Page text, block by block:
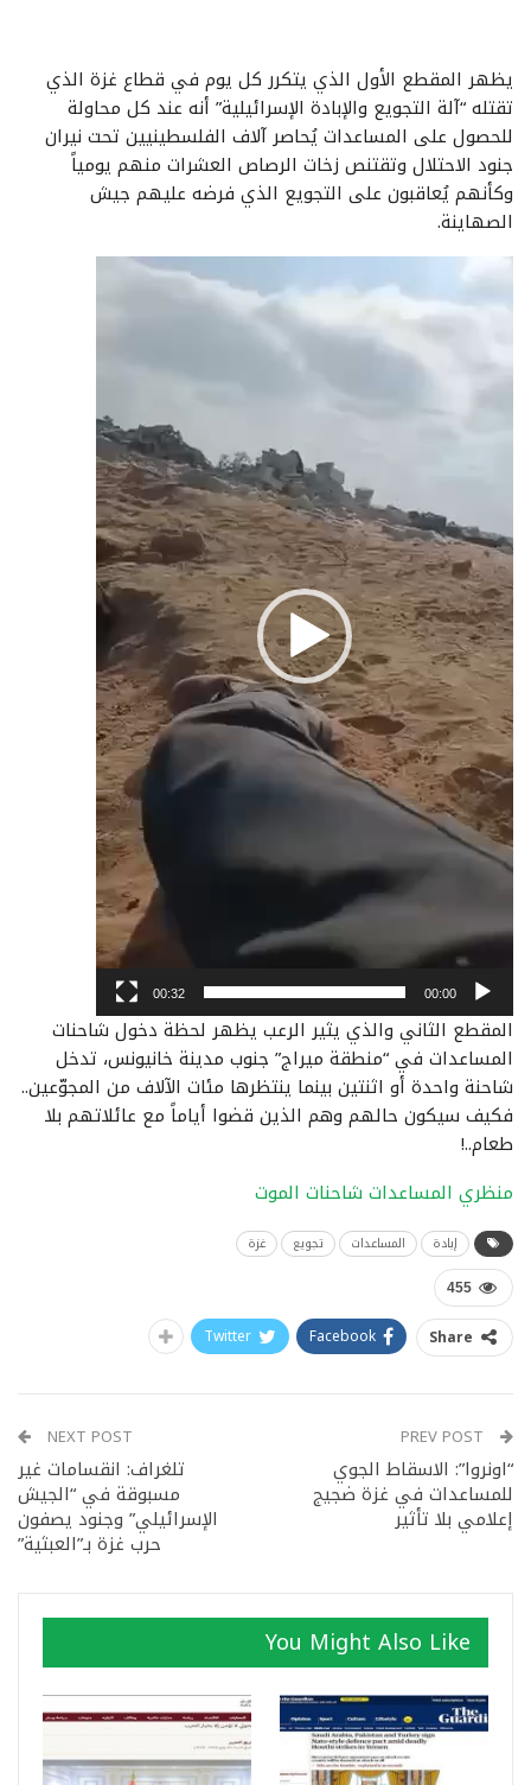
يظهر المقطع الأول الذي يتكرر كل يوم في قطاع غزة الذي
تقتله “آلة التجويع والإبادة الإسرائيلية” أنه عند كل محاولة
للحصول على المساعدات يُحاصر آلاف الفلسطينيين تحت نيران
جنود الاحتلال وتقتنص زخات الرصاص العشرات منهم يومياً
وكأنهم يُعاقبون على التجويع الذي فرضه عليهم جيش
الصهاينة.
مشغل
الفيديو
00:00
00:32
المقطع الثاني والذي يثير الرعب يظهر لحظة دخول شاحنات
المساعدات في “منطقة ميراج” جنوب مدينة خانيونس، تدخل
شاحنة واحدة أو اثنتين بينما ينتظرها مئات الآلاف من المجوّعين..
فكيف سيكون حالهم وهم الذين قضوا أياماً مع عائلاتهم بلا
طعام..!
منظري المساعدات شاحنات الموت
إبادة المساعدات تجويع غزة
455
Share
Facebook
Twitter
“اونروا”: الاسقاط الجوي
للمساعدات في غزة ضجيج
إعلامي بلا تأثير
NEXT POST
تلغراف: انقسامات غير
مسبوقة في “الجيش
الإسرائيلي” وجنود يصفون
حرب غزة بـ”العبثية”
You Might Also Like